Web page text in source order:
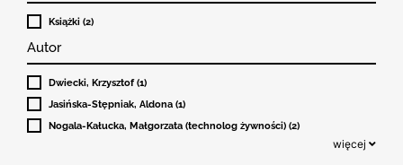
Książki (2)
Autor
Dwiecki, Krzysztof (1)
Jasińska-Stępniak, Aldona (1)
Nogala-Kałucka, Małgorzata (technolog żywności) (2)
więcej